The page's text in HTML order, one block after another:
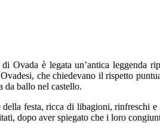
Ovada è legata un’antica leggenda
che chiedevano il rispetto
da ballo nel castello.
festa, ricca di libagioni, rinfreschi e
dopo aver spiegato che i loro